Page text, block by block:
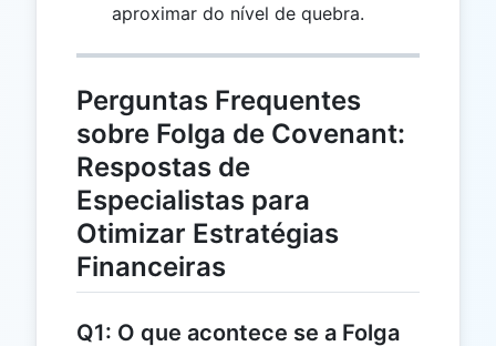
aproximar do nível de quebra.
Perguntas Frequentes
sobre Folga de Covenant:
Respostas de
Especialistas para
Otimizar Estratégias
Financeiras
Q1: O que acontece se a Folga